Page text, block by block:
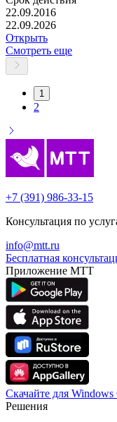
22.09.2016
22.09.2026
Открыть
Смотреть еще
1
2
+7 (391) 986-33-15
Консультация по
info@mtt.ru
Бесплатная
Приложение МТТ
Скачайте для Windows
Решения